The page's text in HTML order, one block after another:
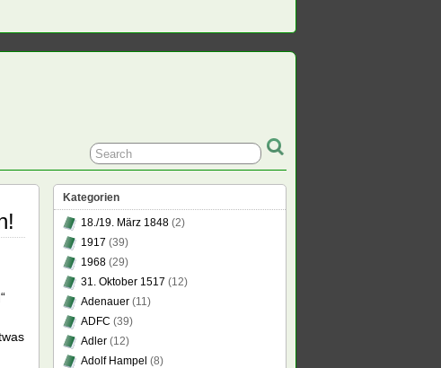
Kategorien
18./19. März 1848 (2)
1917 (39)
1968 (29)
31. Oktober 1517 (12)
Adenauer (11)
ADFC (39)
Adler (12)
Adolf Hampel (8)